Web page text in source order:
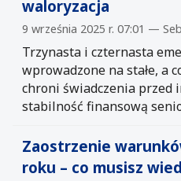
waloryzacja
9 września 2025 r. 07:01 —
Trzynasta i czternasta
wprowadzone na stałe, a
chroni świadczenia przed
stabilność finansową
Zaostrzenie
roku – co musisz